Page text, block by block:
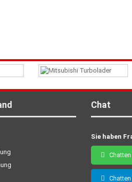
Chat
Sie haben